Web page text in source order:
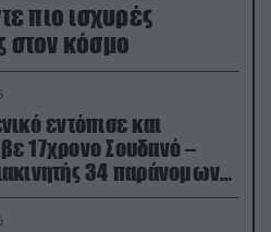
πιο ισχυρές
στον κόσμο
εντόπισε και
17χρονο Σουδανό –
34 παράνομων